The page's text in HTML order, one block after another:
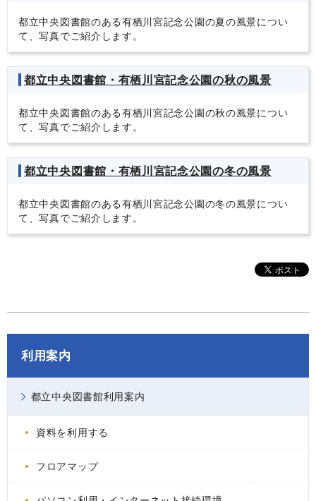
都立中央図書館のある有栖川宮記念公園の夏の風景につい
て、写真でご紹介します。
都立中央図書館・有栖川宮記念公園の秋の風景
都立中央図書館のある有栖川宮記念公園の秋の風景につい
て、写真でご紹介します。
都立中央図書館・有栖川宮記念公園の冬の風景
都立中央図書館のある有栖川宮記念公園の冬の風景につい
て、写真でご紹介します。
利用案内
都立中央図書館利用案内
資料を利用する
フロアマップ